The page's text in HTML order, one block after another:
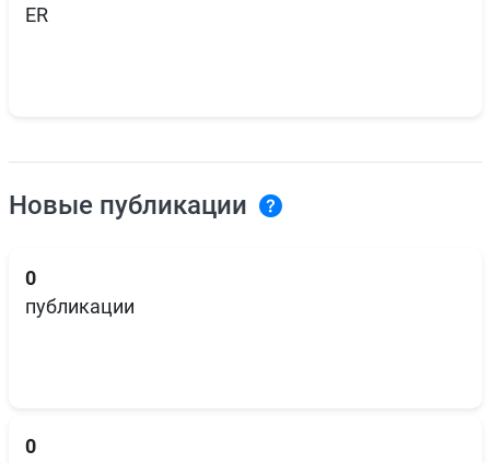
ER
Новые публикации
0
публикации
0